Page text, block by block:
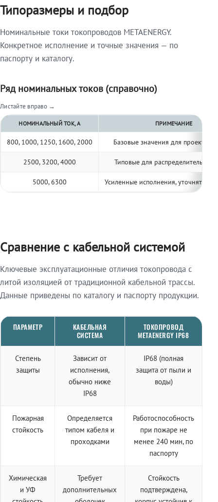
Типоразмеры и подбор
Номинальные токи токопроводов METAENERGY.
Конкретное исполнение и точные значения — по
паспорту и каталогу.
Ряд номинальных токов (справочно)
Листайте вправо →
НОМИНАЛЬНЫЙ ТОК, А ПРИМЕЧАНИЕ
800, 1000, 1250, 1600, 2000 Базовые значения для
2500, 3200, 4000 Типовые для распределительных
5000, 6300 Усиленные исполнения, уточнять по
Сравнение с кабельной системой
Ключевые эксплуатационные отличия токопровода с
литой изоляцией от традиционной кабельной трассы.
Данные приведены по каталогу и паспорту продукции.
ПАРАМЕТР
КАБЕЛЬНАЯ
СИСТЕМА
ТОКОПРОВОД
METAENERGY IP68
Степень
защиты
Зависит от
исполнения,
обычно ниже
IP68
IP68 (полная
защита от пыли и
воды)
Пожарная
стойкость
Определяется
типом кабеля и
проходками
Работоспособность
при пожаре не
менее 240 мин, по
паспорту
Химическая
и УФ
Требует
дополнительных
Стойкость
подтверждена,